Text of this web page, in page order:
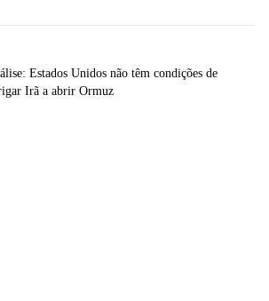
Estados Unidos não têm condições de
Irã a abrir Ormuz